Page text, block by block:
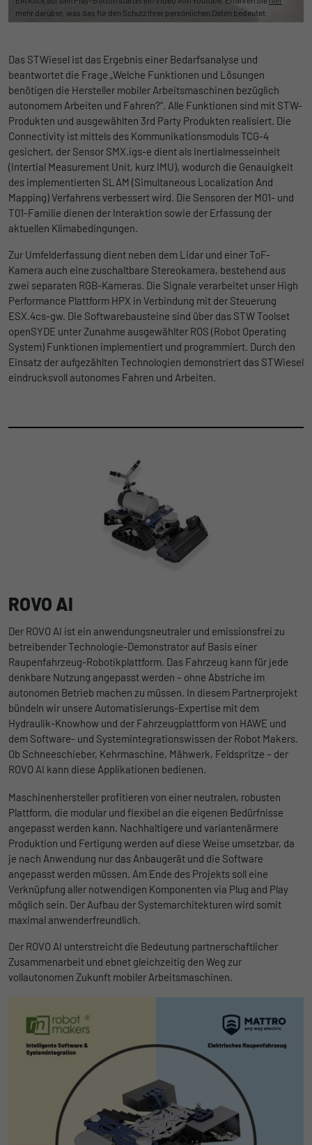
mehr darüber, was das für den Schutz Ihrer persönlichen Daten bedeutet.
Das STWiesel ist das Ergebnis einer Bedarfsanalyse und
beantwortet die Frage „Welche Funktionen und Lösungen
benötigen die Hersteller mobiler Arbeitsmaschinen bezüglich
autonomem Arbeiten und Fahren?“. Alle Funktionen sind mit STW-
Produkten und ausgewählten 3rd Party Produkten realisiert. Die
Connectivity ist mittels des Kommunikationsmoduls TCG-4
gesichert, der Sensor SMX.igs-e dient als Inertialmesseinheit
(Intertial Measurement Unit, kurz IMU), wodurch die Genauigkeit
des implementierten SLAM (Simultaneous Localization And
Mapping) Verfahrens verbessert wird. Die Sensoren der M01- und
T01-Familie dienen der Interaktion sowie der Erfassung der
aktuellen Klimabedingungen.
Zur Umfelderfassung dient neben dem Lidar und einer ToF-
Kamera auch eine zuschaltbare Stereokamera, bestehend aus
zwei separaten RGB-Kameras. Die Signale verarbeitet unser High
Performance Plattform HPX in Verbindung mit der Steuerung
ESX.4cs-gw. Die Softwarebausteine sind über das STW Toolset
openSYDE unter Zunahme ausgewählter ROS (Robot Operating
System) Funktionen implementiert und programmiert. Durch den
Einsatz der aufgezählten Technologien demonstriert das STWiesel
eindrucksvoll autonomes Fahren und Arbeiten.
ROVO AI
Der ROVO AI ist ein anwendungsneutraler und emissionsfrei zu
betreibender Technologie-Demonstrator auf Basis einer
Raupenfahrzeug-Robotikplattform. Das Fahrzeug kann für jede
denkbare Nutzung angepasst werden – ohne Abstriche im
autonomen Betrieb machen zu müssen. In diesem Partnerprojekt
bündeln wir unsere Automatisierungs-Expertise mit dem
Hydraulik-Knowhow und der Fahrzeugplattform von HAWE und
dem Software- und Systemintegrationswissen der Robot Makers.
Ob Schneeschieber, Kehrmaschine, Mähwerk, Feldspritze – der
ROVO AI kann diese Applikationen bedienen.
Maschinenhersteller profitieren von einer neutralen, robusten
Plattform, die modular und flexibel an die eigenen Bedürfnisse
angepasst werden kann. Nachhaltigere und variantenärmere
Produktion und Fertigung werden auf diese Weise umsetzbar, da
je nach Anwendung nur das Anbaugerät und die Software
angepasst werden müssen. Am Ende des Projekts soll eine
Verknüpfung aller notwendigen Komponenten via Plug and Play
möglich sein. Der Aufbau der Systemarchitekturen wird somit
maximal anwenderfreundlich.
Der ROVO AI unterstreicht die Bedeutung partnerschaftlicher
Zusammenarbeit und ebnet gleichzeitig den Weg zur
vollautonomen Zukunft mobiler Arbeitsmaschinen.